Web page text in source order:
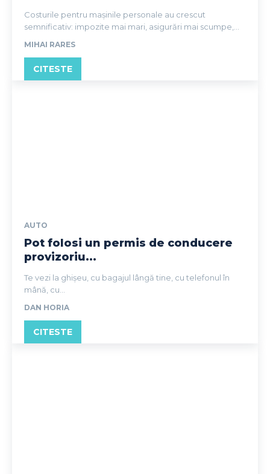
Costurile pentru mașinile personale au crescut
semnificativ: impozite mai mari, asigurări mai scumpe,...
MIHAI RARES
CITESTE
AUTO
Pot folosi un permis de conducere
provizoriu...
Te vezi la ghișeu, cu bagajul lângă tine, cu telefonul în
mână, cu...
DAN HORIA
CITESTE